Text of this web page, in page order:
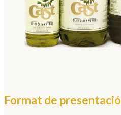
Format de presentació